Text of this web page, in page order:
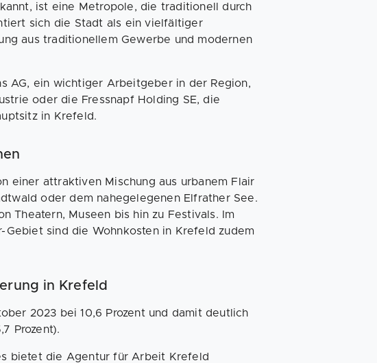
ist eine Metropole, die traditionell durch
sich die Stadt als ein vielfältiger
aus traditionellem Gewerbe und modernen
AG, ein wichtiger Arbeitgeber in der Region,
oder die Fressnapf Holding SE, die
in Krefeld.
einer attraktiven Mischung aus urbanem Flair
oder dem nahegelegenen Elfrather See.
Theatern, Museen bis hin zu Festivals. Im
Gebiet sind die Wohnkosten in Krefeld zudem
in Krefeld
2023 bei 10,6 Prozent und damit deutlich
Prozent).
bietet die Agentur für Arbeit Krefeld